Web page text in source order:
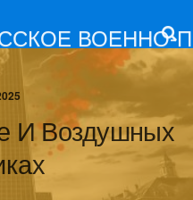
ВОЕННО-
И Воздушных